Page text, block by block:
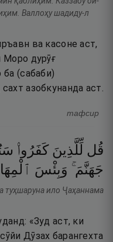
Валлоҳу шадиду-л
ва касоне аст,
Моро дурӯғ
(сабаби)
азобкунанда аст.
тафсир
قُل لِّلَّذِينَ كَفَرُوا۟
جَهَنَّمَ ۚ وَبِئْسَ
туҳшаруна ило Ҷаҳаннама
«Зуд аст, ки
Дӯзах барангехта